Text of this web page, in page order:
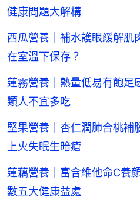
健康問題大解構
西瓜營養｜補水護眼緩解
在室溫下保存？
蓮霧營養｜熱量低易有飽
類人不宜多吃
堅果營養｜杏仁潤肺合桃補
上火失眠生暗瘡
蓮藕營養｜富含維他命C養
數五大健康益處